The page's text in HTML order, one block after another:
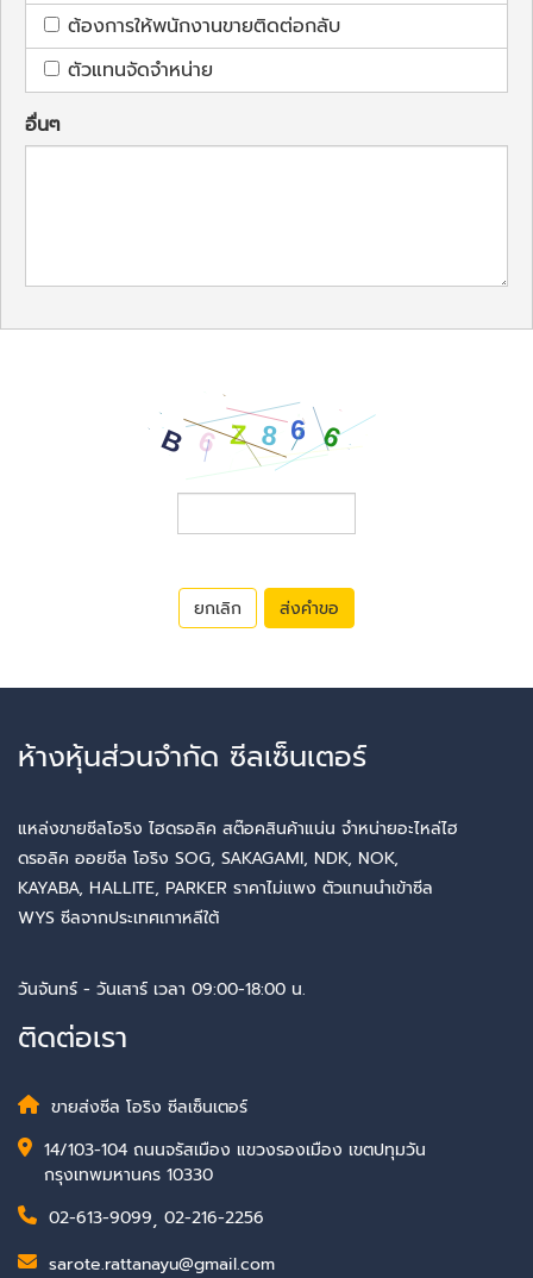
ต้องการให้พนักงานขายติดต่อกลับ
ตัวแทนจัดจำหน่าย
อื่นๆ
ยกเลิก ส่งคำขอ
ห้างหุ้นส่วนจำกัด ซีลเซ็นเตอร์
แหล่งขายซีลโอริง ไฮดรอลิค สต๊อคสินค้าแน่น จำหน่ายอะไหล่ไฮ
ดรอลิค ออยซีล โอริง SOG, SAKAGAMI, NDK, NOK,
KAYABA, HALLITE, PARKER ราคาไม่แพง ตัวแทนนำเข้าซีล
WYS ซีลจากประเทศเกาหลีใต้
วันจันทร์ - วันเสาร์ เวลา 09:00-18:00 น.
ติดต่อเรา
ขายส่งซีล โอริง ซีลเซ็นเตอร์
14/103-104 ถนนจรัสเมือง แขวงรองเมือง เขตปทุมวัน
กรุงเทพมหานคร 10330
02-613-9099, 02-216-2256
sarote.rattanayu@gmail.com